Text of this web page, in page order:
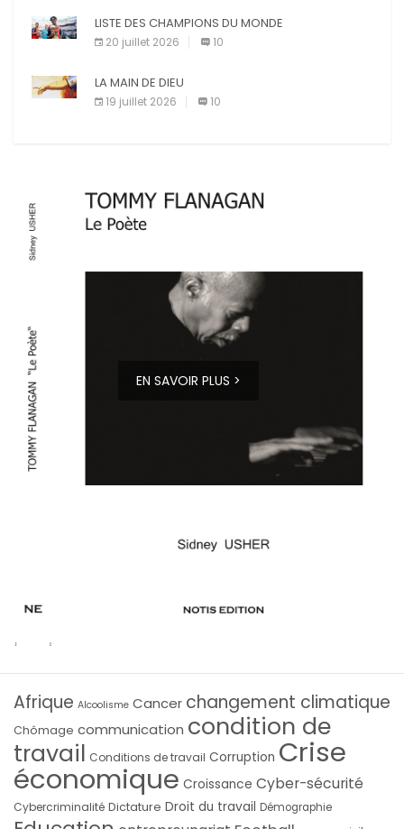
LISTE DES CHAMPIONS DU MONDE
20 juillet 2026 10
LA MAIN DE DIEU
19 juillet 2026 10
EN SAVOIR PLUS >
Afrique Alcoolisme Cancer changement climatique
Chômage communication condition de
travail Conditions de travail Corruption Crise
économique Croissance Cyber-sécurité
Cybercriminalité Dictature Droit du travail Démographie